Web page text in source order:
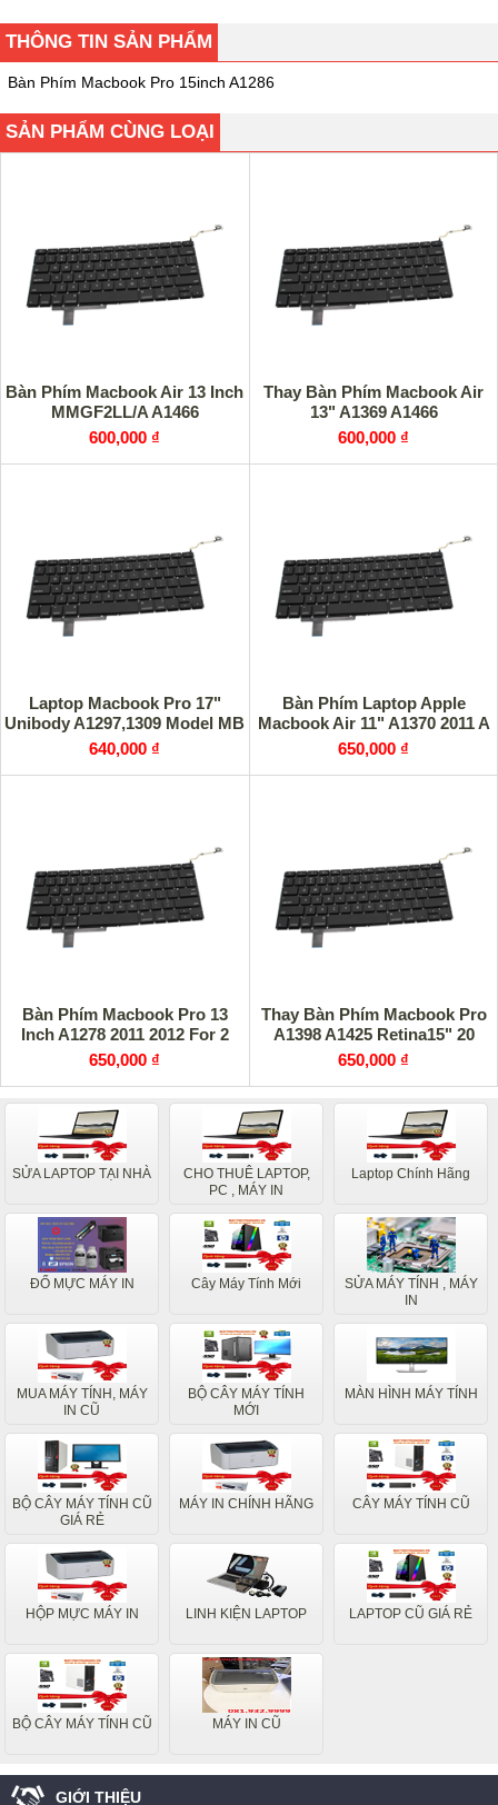
THÔNG TIN SẢN PHẨM
Bàn Phím Macbook Pro 15inch A1286
SẢN PHẨM CÙNG LOẠI
Bàn Phím Macbook Air 13 Inch
MMGF2LL/A A1466
600,000 ₫
Thay Bàn Phím Macbook Air
13" A1369 A1466
600,000 ₫
Laptop Macbook Pro 17"
Unibody A1297,1309 Model MB
640,000 ₫
Bàn Phím Laptop Apple
Macbook Air 11" A1370 2011 A
650,000 ₫
Bàn Phím Macbook Pro 13
Inch A1278 2011 2012 For 2
650,000 ₫
Thay Bàn Phím Macbook Pro
A1398 A1425 Retina15" 20
650,000 ₫
SỬA LAPTOP TẠI NHÀ
CHO THUÊ LAPTOP,
PC , MÁY IN
Laptop Chính Hãng
ĐỔ MỰC MÁY IN Cây Máy Tính Mới
SỬA MÁY TÍNH , MÁY
IN
MUA MÁY TÍNH, MÁY
IN CŨ
BỘ CÂY MÁY TÍNH
MỚI
MÀN HÌNH MÁY TÍNH
BỘ CÂY MÁY TÍNH CŨ
GIÁ RẺ
MÁY IN CHÍNH HÃNG CÂY MÁY TÍNH CŨ
HỘP MỰC MÁY IN LINH KIỆN LAPTOP LAPTOP CŨ GIÁ RẺ
BỘ CÂY MÁY TÍNH CŨ MÁY IN CŨ
GIỚI THIỆU